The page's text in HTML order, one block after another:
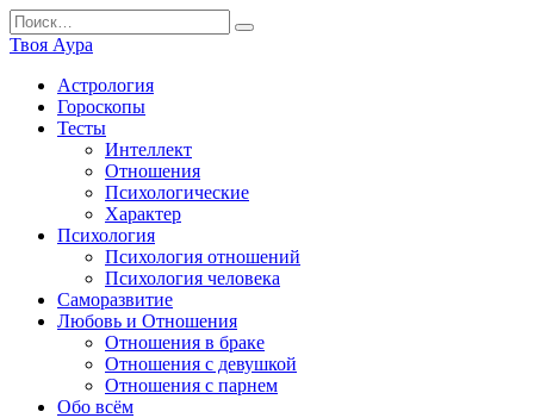
Перейти
к
содержанию
Search
for:
Твоя Аура
Астрология
Гороскопы
Тесты
Интеллект
Отношения
Психологические
Характер
Психология
Психология отношений
Психология человека
Саморазвитие
Любовь и Отношения
Отношения в браке
Отношения с девушкой
Отношения с парнем
Обо всём